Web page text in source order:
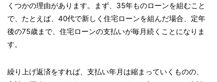
くつかの理由があります。まず、35年ものローンを組むこと
で、たとえば、40代で新しく住宅ローンを組んだ場合、定年
後の75歳まで、住宅ローンの支払いが毎月続くことになりま
す。
繰り上げ返済をすれば、支払い年月は縮まっていくものの、